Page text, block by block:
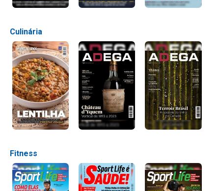
Culinária
Fitness